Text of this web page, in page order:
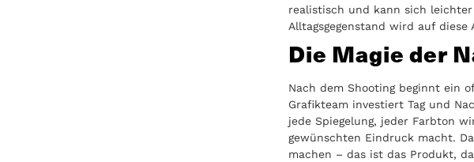
realistisch und kann sich
Alltagsgegenstand wird auf
Die Magie der
Nach dem Shooting beginnt ein
Grafikteam investiert Tag und
jede Spiegelung, jeder Farbton
gewünschten Eindruck macht.
machen – das ist das Produkt,